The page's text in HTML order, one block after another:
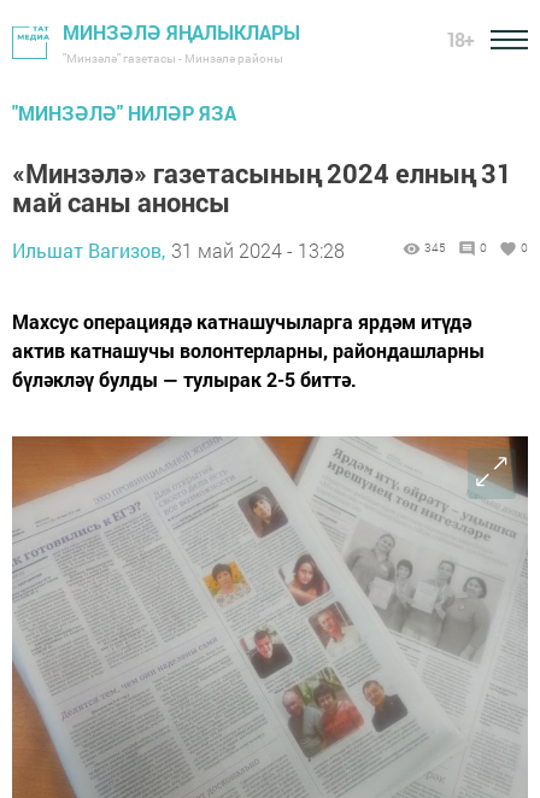
МИНЗӘЛӘ ЯҢАЛЫКЛАРЫ
"Минзәлә" газетасы - Минзәлә районы
18+
"МИНЗӘЛӘ" НИЛӘР ЯЗА
«Минзәлә» газетасының 2024 елның 31
май саны анонсы
Ильшат Вагизов, 31 май 2024 - 13:28 345 0 0
Махсус операциядә катнашучыларга ярдәм итүдә
актив катнашучы волонтерларны, райондашларны
бүләкләү булды — тулырак 2-5 биттә.